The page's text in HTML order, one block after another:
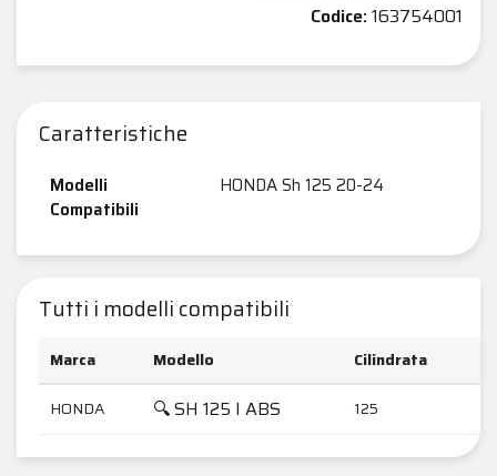
Codice:163754001
Caratteristiche
Modelli
Compatibili
HONDA Sh 125 20-24
Tutti i modelli compatibili
Marca Modello Cilindrata
HONDA
🔍 SH 125 I ABS 125